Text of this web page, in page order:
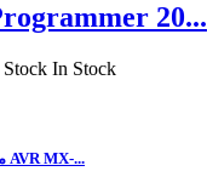
20...
In Stock
مبرمجة متحكمات AVR MX-...